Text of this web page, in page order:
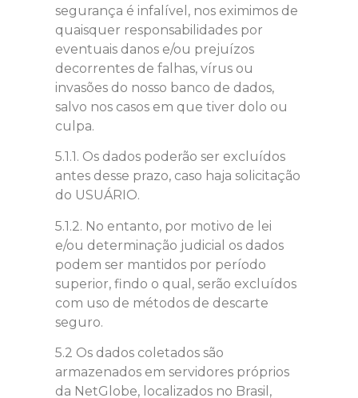
segurança é infalível, nos eximimos de
quaisquer responsabilidades por
eventuais danos e/ou prejuízos
decorrentes de falhas, vírus ou
invasões do nosso banco de dados,
salvo nos casos em que tiver dolo ou
culpa.
5.1.1. Os dados poderão ser excluídos
antes desse prazo, caso haja solicitação
do USUÁRIO.
5.1.2. No entanto, por motivo de lei
e/ou determinação judicial os dados
podem ser mantidos por período
superior, findo o qual, serão excluídos
com uso de métodos de descarte
seguro.
5.2 Os dados coletados são
armazenados em servidores próprios
da NetGlobe, localizados no Brasil,